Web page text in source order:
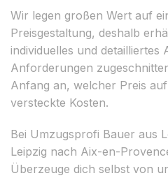
Wir legen großen Wert auf
Preisgestaltung, deshalb
individuelles und detailliertes
Anforderungen
Anfang an, welcher Preis
versteckte Kosten.
Bei Umzugsprofi Bauer aus
Leipzig nach Aix-en-
Überzeuge dich selbst von